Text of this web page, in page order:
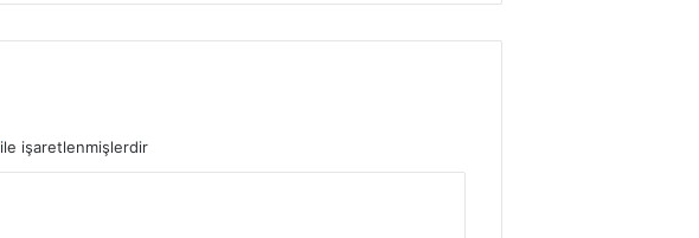
ile işaretlenmişlerdir